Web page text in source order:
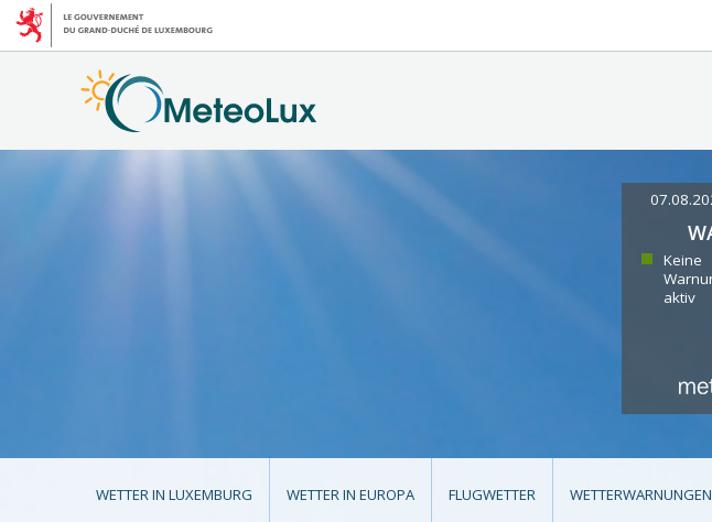
Keine
aktiv
WETTER IN LUXEMBURG WETTER IN EUROPA FLUGWETTER WETTERWARNUNGEN